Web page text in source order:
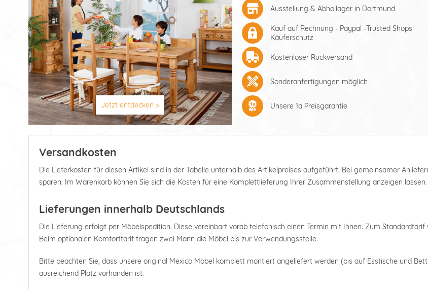
Jetzt entdecken >
Ausstellung & Abhollager in Dortmund
Kauf auf Rechnung - Paypal -Trusted Shops
Käuferschutz
Kostenloser Rückversand
Sonderanfertigungen möglich
Unsere 1a Preisgarantie
Versandkosten
Die Lieferkosten für diesen Artikel sind in der Tabelle unterhalb des Artikelpreises aufgeführt. Bei gemeinsamer
sparen. Im Warenkorb können Sie sich die Kosten für eine Komplettlieferung Ihrer Zusammenstellung anzeigen lassen.
Lieferungen innerhalb Deutschlands
Die Lieferung erfolgt per Möbelspedition. Diese vereinbart vorab telefonisch einen Termin mit Ihnen. Zum
Beim optionalen Komforttarif tragen zwei Mann die Möbel bis zur Verwendungsstelle.
Bitte beachten Sie, dass unsere original Mexico Möbel komplett montiert angeliefert werden (bis auf Esstische und
ausreichend Platz vorhanden ist.